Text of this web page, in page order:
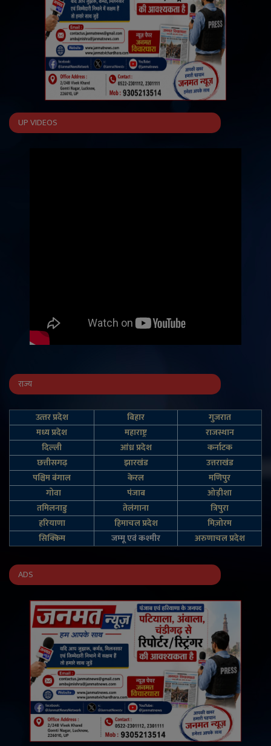
UP VIDEOS
राज्य
उत्‍तर प्रदेश बिहार
गुजरात
मध्य प्रदेश
महाराष्ट्र
राजस्थान
दिल्‍ली
आंध्र प्रदेश
कर्नाटक
छत्तीसगढ़
झारखंड
उत्तराखंड
पश्चिम बंगाल
केरल
मणिपुर
गोवा
पंजाब
ओड़ीशा
तमिलनाडु
तेलंगाना
त्रिपुरा
हरियाणा
हिमाचल प्रदेश
मिज़ोरम
सिक्किम
जम्‍मू एवं कश्‍मीर अरुणाचल प्रदेश
ADS